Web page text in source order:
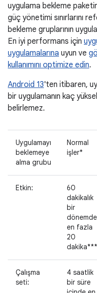
uygulama bekleme
güç yönetimi sınırlarını
bekleme gruplarının
En iyi performans için
uygulamalarına uyun ve
kullanımını optimize edin.
Android 13'ten itibaren,
bir uygulamanın kaç
belirlemez.
Uygulamayı
beklemeye
alma grubu
Normal
işler*
Etkin:
60
dakikalık
bir
dönemde
en fazla
20
dakika***
Çalışma
seti:
4 saatlik
bir süre